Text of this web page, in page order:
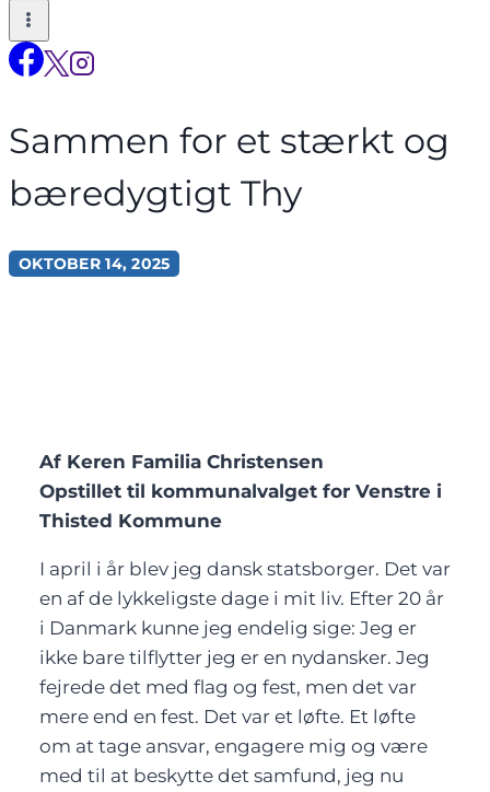
Sammen for et stærkt og
bæredygtigt Thy
OKTOBER 14, 2025
Af Keren Familia Christensen
Opstillet til kommunalvalget for Venstre i
Thisted Kommune
I april i år blev jeg dansk statsborger. Det var
en af de lykkeligste dage i mit liv. Efter 20 år
i Danmark kunne jeg endelig sige: Jeg er
ikke bare tilflytter jeg er en nydansker. Jeg
fejrede det med flag og fest, men det var
mere end en fest. Det var et løfte. Et løfte
om at tage ansvar, engagere mig og være
med til at beskytte det samfund, jeg nu